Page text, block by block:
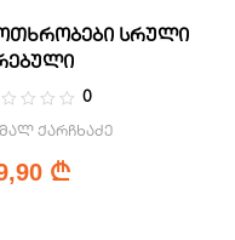
სრული
0
ქარჩხაძე
₾